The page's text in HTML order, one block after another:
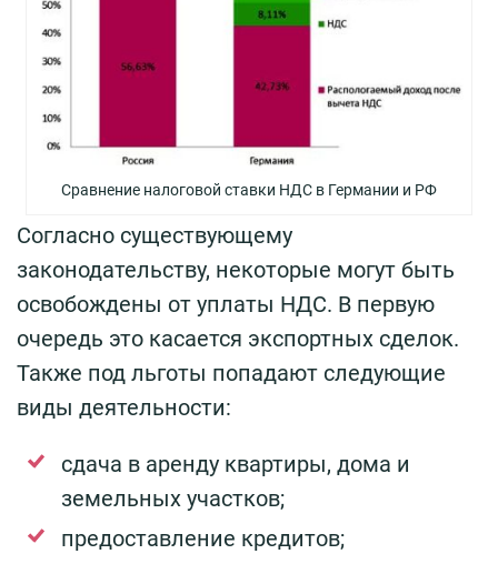
Сравнение налоговой ставки НДС в Германии и РФ
Согласно существующему
законодательству, некоторые могут быть
освобождены от уплаты НДС. В первую
очередь это касается экспортных сделок.
Также под льготы попадают следующие
виды деятельности:
сдача в аренду квартиры, дома и
земельных участков;
предоставление кредитов;